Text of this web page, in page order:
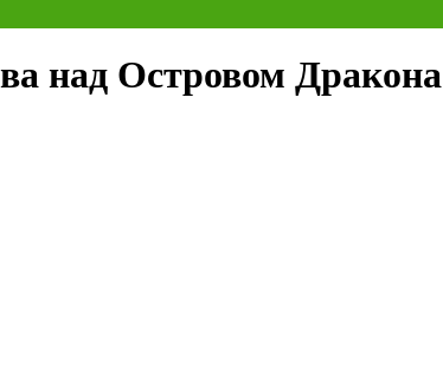
над Островом Дракона